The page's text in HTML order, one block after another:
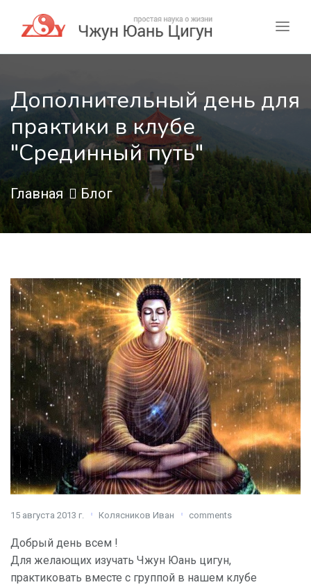
Дополнительный день для
практики в клубе
"Срединный путь"
Главная Блог
15 августа 2013 г. Колясников Иван comments
Добрый день всем !
Для желающих изучать Чжун Юань цигун,
практиковать вместе с группой в нашем клубе